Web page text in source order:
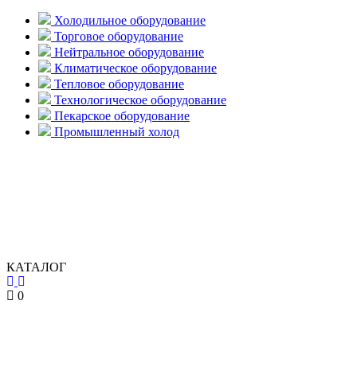
Холодильное оборудование
Торговое оборудование
Нейтральное оборудование
Климатическое оборудование
Тепловое оборудование
Технологическое оборудование
Пекарское оборудование
Промышленный холод
КАТАЛОГ
0